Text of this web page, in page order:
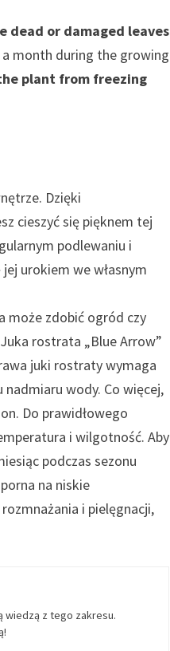
dead or damaged leaves
month during the growing
plant from freezing
Dzięki
cieszyć się pięknem tej
podlewaniu i
urokiem we własnym
może zdobić ogród czy
rostrata „Blue Arrow”
juki rostraty wymaga
wody. Co więcej,
Do prawidłowego
i wilgotność. Aby
podczas sezonu
na niskie
i pielęgnacji,
wiedzą z tego zakresu.